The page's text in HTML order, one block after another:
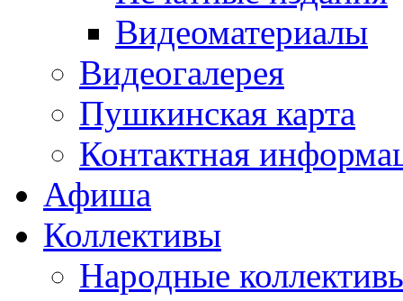
Видеоматериалы
Видеогалерея
Пушкинская карта
Контактная
Афиша
Коллективы
Народные